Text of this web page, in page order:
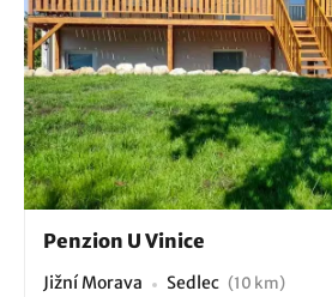
Penzion U Vinice
Jižní Morava Sedlec (10 km)